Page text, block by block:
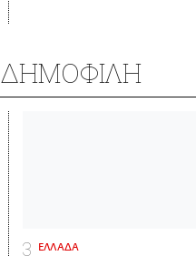
ΔΗΜΟΦΙΛΗ
ΕΛΛΑΔΑ